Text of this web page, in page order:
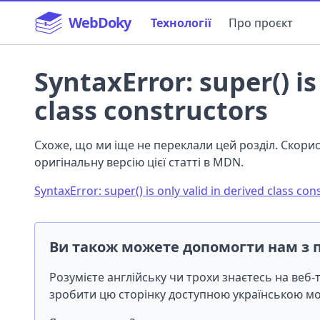
WebDoky Технології Про проєкт
SyntaxError: super()
class constructors
Схоже, що ми іще не переклали цей розділ.
оригінальну версію цієї статті в MDN.
SyntaxError: super() is only valid in derived class
Ви також можете допомогти нам з
Розумієте англійську чи трохи знаєтесь на
зробити цю сторінку доступною українською